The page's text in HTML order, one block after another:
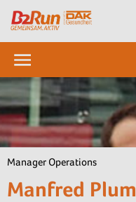
Manager Operations
Manfred Plum